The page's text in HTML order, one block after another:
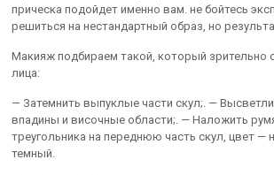
прическа подойдет именно вам. не бойтесь
решиться на нестандартный образ, но
Макияж подбираем такой, который зрительно
лица:
— Затемнить выпуклые части скул;. —
впадины и височные области;. — Наложить
треугольника на переднюю часть скул, цвет —
темный.